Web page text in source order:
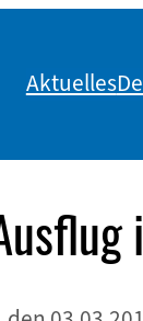
Aktuelles